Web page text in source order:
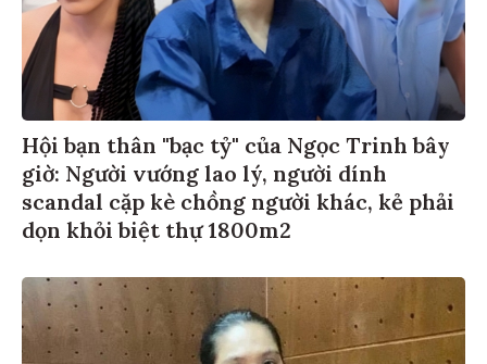
Hội bạn thân "bạc tỷ" của Ngọc Trinh bây
giờ: Người vướng lao lý, người dính
scandal cặp kè chồng người khác, kẻ phải
dọn khỏi biệt thự 1800m2